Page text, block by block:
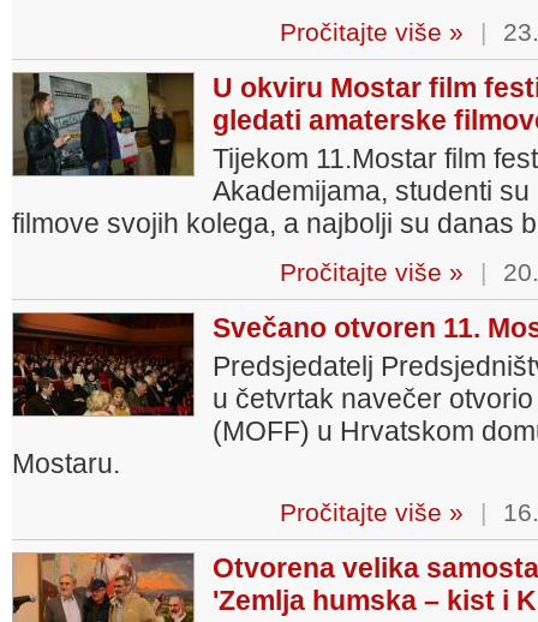
Pročitajte više » |
U okviru Mostar film
gledati amaterske
Tijekom 11.Mostar film
Akademijama, studenti
filmove svojih kolega, a najbolji su danas
Pročitajte više » |
Svečano otvoren 11.
Predsjedatelj
u četvrtak navečer
(MOFF) u Hrvatskom
Mostaru.
Pročitajte više » |
Otvorena velika
'Zemlja humska – kist i